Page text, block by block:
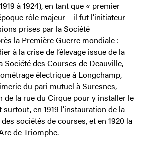
à 1924), en tant que « premier
rôle majeur – il fut l’initiateur
prises par la Société
la Première Guerre mondiale :
à la crise de l’élevage issue de la
Société des Courses de Deauville,
électrique à Longchamp,
du pari mutuel à Suresnes,
de la rue du Cirque pour y installer le
en 1919 l’instauration de la
sociétés de courses, et en 1920 la
de Triomphe.